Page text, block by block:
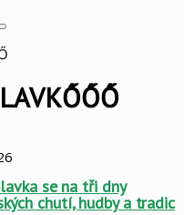
se na tři dny
chutí, hudby a tradic